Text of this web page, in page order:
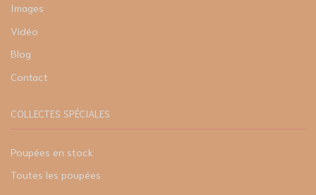
Images
Vidéo
Blog
Contact
COLLECTES SPÉCIALES
Poupées en stock
Toutes les poupées